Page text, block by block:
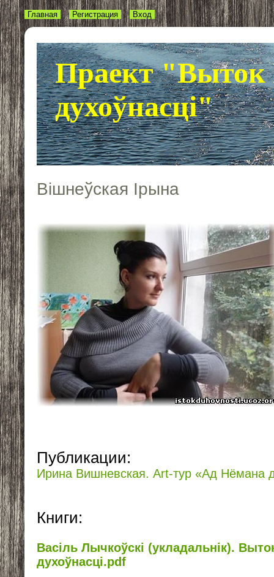
Праект "Выток
духоўнасці"
Главная Регистрация Вход
Вішнеўская Ірына
Публикации:
Ирина Вишневская. Art-тур «Ад Нёмана
Книги:
Васіль Лычкоўскі (укладальнік).
духоўнасці.pdf